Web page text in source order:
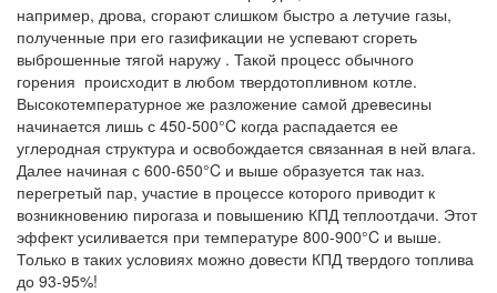
например, дрова, сгорают слишком быстро а летучие газы,
полученные при его газификации не успевают сгореть
выброшенные тягой наружу . Такой процесс обычного
горения происходит в любом твердотопливном котле.
Высокотемпературное же разложение самой древесины
начинается лишь с 450-500°C когда распадается ее
углеродная структура и освобождается связанная в ней влага.
Далее начиная с 600-650°C и выше образуется так наз.
перегретый пар, участие в процессе которого приводит к
возникновению пирогаза и повышению КПД теплоотдачи. Этот
эффект усиливается при температуре 800-900°C и выше.
Только в таких условиях можно довести КПД твердого топлива
до 93-95%!